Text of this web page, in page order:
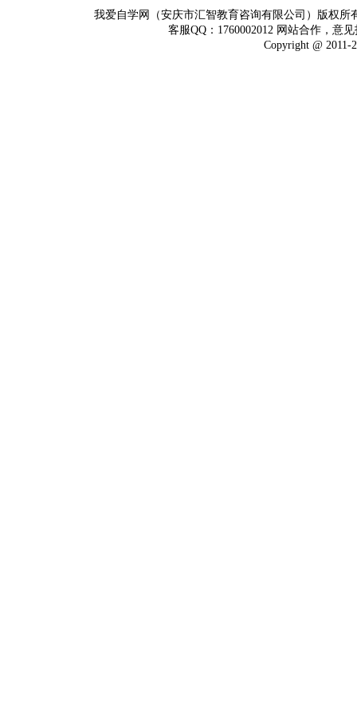
我爱自学网（安庆市汇智教育咨询有限公司）版权
客服QQ：1760002012 网站合作，意
Copyright @